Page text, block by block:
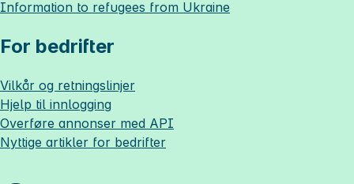
Information to refugees from Ukraine
For bedrifter
Vilkår og retningslinjer
Hjelp til innlogging
Overføre annonser med API
Nyttige artikler for bedrifter